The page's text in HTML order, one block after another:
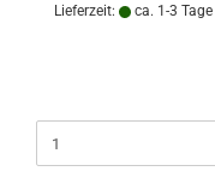
Lieferzeit:
ca. 1-3 Tage